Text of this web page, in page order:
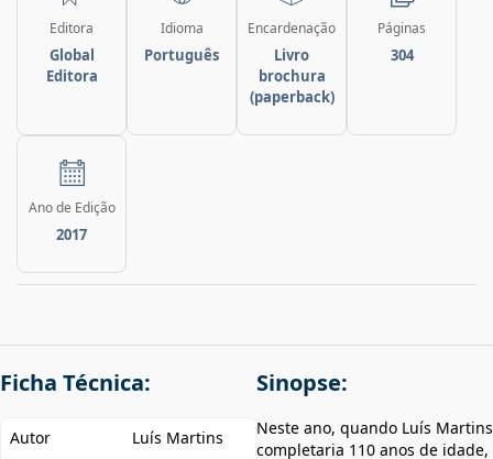
Editora
Global
Editora
Idioma
Português
Encardenação
Livro
brochura
(paperback)
Páginas
304
Ano de Edição
2017
Ficha Técnica:
Autor Luís Martins
Sinopse:
Neste ano, quando Luís Martins
completaria 110 anos de idade,